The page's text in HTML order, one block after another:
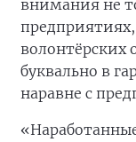
внимания не
волонтёрских
буквально в
наравне с